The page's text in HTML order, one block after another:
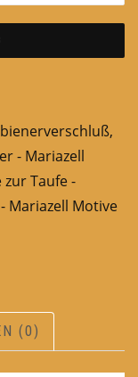
,
- Mariazell
zur Taufe -
Mariazell Motive
(0)